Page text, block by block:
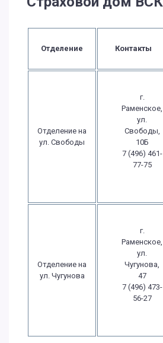
Отделение Контакты
Отделение на
ул. Свободы
г.
Раменское,
ул.
Свободы,
10Б
7 (496) 461-
77-75
Отделение на
ул. Чугунова
г.
Раменское,
ул.
Чугунова,
47
7 (496) 473-
56-27